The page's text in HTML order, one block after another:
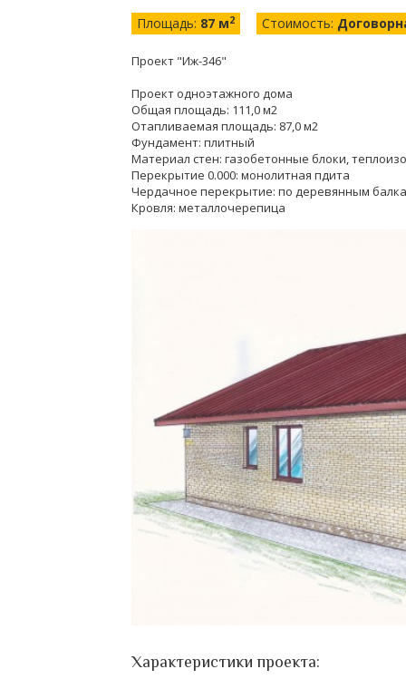
Площадь: 87 м2 Стоимость:
Проект "Иж-346"
Проект одноэтажного дома
Общая площадь: 111,0 м2
Отапливаемая площадь: 87,0 м2
Фундамент: плитный
Материал стен: газобетонные блоки,
Перекрытие 0.000: монолитная пдита
Чердачное перекрытие: по деревянным
Кровля: металлочерепица
Характеристики проекта: